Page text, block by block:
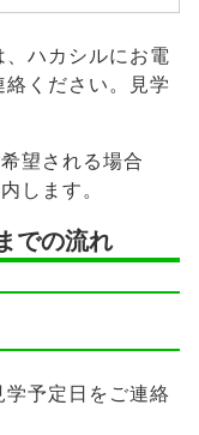
ハカシルにお電
ください。見学
望される場合
します。
での流れ
予定日をご連絡